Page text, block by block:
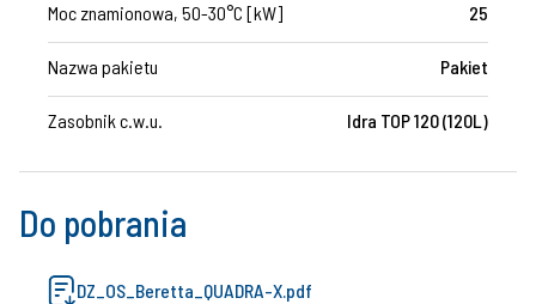
Moc znamionowa, 50-30°C [kW] 25
Nazwa pakietu Pakiet
Zasobnik c.w.u. Idra TOP 120 (120L)
Do pobrania
DZ_OS_Beretta_QUADRA-X.pdf